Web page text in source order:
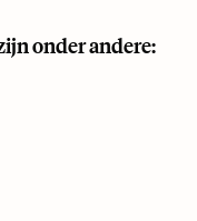
onder andere: